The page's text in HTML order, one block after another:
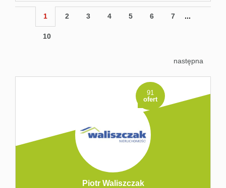
1 2 3 4 5 6 7 ...
10
następna
91
ofert
Piotr Waliszczak